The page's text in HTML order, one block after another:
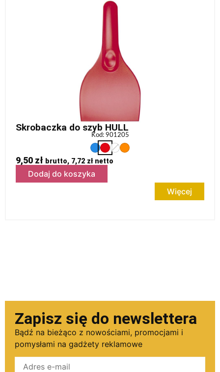
Skrobaczka do szyb HULL
Kod: 901205
9,50 zł brutto, 7,72 złnetto
Dodaj do koszyka
Więcej
Zapisz się do newslettera
Bądź na bieżąco z nowościami, promocjami i
pomysłami na gadżety reklamowe